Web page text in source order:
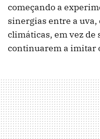
começando a
sinergias entre a
climáticas, em vez de
continuarem a imitar